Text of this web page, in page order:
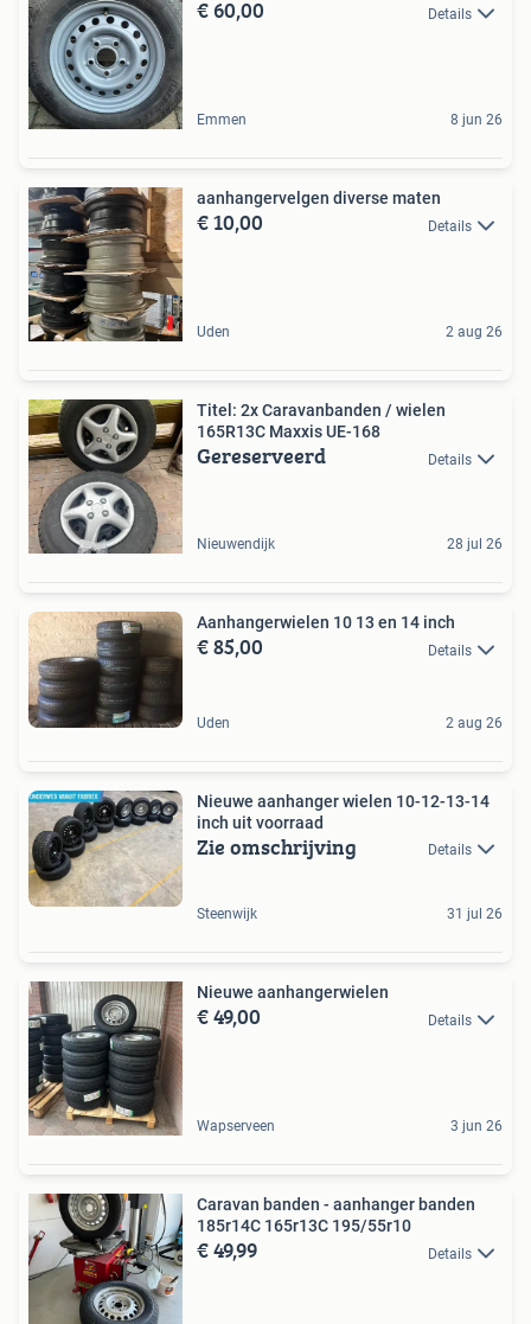
€ 60,00 Details
Emmen 8 jun 26
aanhangervelgen diverse maten
€ 10,00 Details
Uden 2 aug 26
Titel: 2x Caravanbanden / wielen
165R13C Maxxis UE-168
Gereserveerd Details
Nieuwendijk 28 jul 26
Aanhangerwielen 10 13 en 14 inch
€ 85,00 Details
Uden 2 aug 26
Nieuwe aanhanger wielen 10-12-13-14
inch uit voorraad
Zie omschrijving Details
Steenwijk 31 jul 26
Nieuwe aanhangerwielen
€ 49,00 Details
Wapserveen 3 jun 26
Caravan banden - aanhanger banden
185r14C 165r13C 195/55r10
€ 49,99 Details